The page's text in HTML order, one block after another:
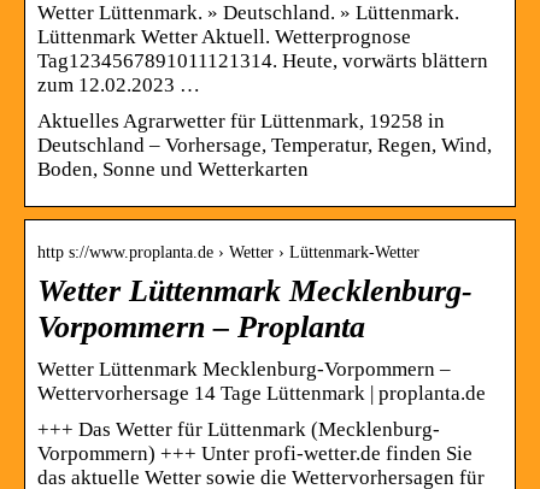
Wetter Lüttenmark. » Deutschland. » Lüttenmark.
Lüttenmark Wetter Aktuell. Wetterprognose
Tag1234567891011121314. Heute, vorwärts blättern
zum 12.02.2023 …
Aktuelles Agrarwetter für Lüttenmark, 19258 in
Deutschland – Vorhersage, Temperatur, Regen, Wind,
Boden, Sonne und Wetterkarten
http s://www.proplanta.de › Wetter › Lüttenmark-Wetter
Wetter Lüttenmark Mecklenburg-
Vorpommern – Proplanta
Wetter Lüttenmark Mecklenburg-Vorpommern –
Wettervorhersage 14 Tage Lüttenmark | proplanta.de
+++ Das Wetter für Lüttenmark (Mecklenburg-
Vorpommern) +++ Unter profi-wetter.de finden Sie
das aktuelle Wetter sowie die Wettervorhersagen für